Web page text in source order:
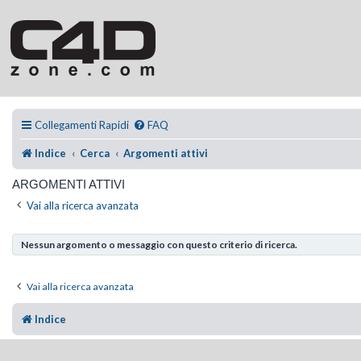
Collegamenti Rapidi FAQ
Indice Cerca Argomenti attivi
ARGOMENTI ATTIVI
Vai alla ricerca avanzata
Nessun argomento o messaggio con questo criterio di ricerca.
Vai alla ricerca avanzata
Indice